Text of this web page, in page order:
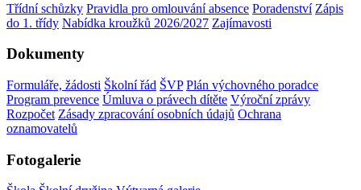
Třídní schůzky Pravidla pro omlouvání absence Poradenství Zápis
do 1. třídy Nabídka kroužků 2026/2027 Zajímavosti
Dokumenty
Formuláře, žádosti Školní řád ŠVP Plán výchovného poradce
Program prevence Úmluva o právech dítěte Výroční zprávy
Rozpočet Zásady zpracování osobních údajů Ochrana
oznamovatelů
Fotogalerie